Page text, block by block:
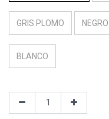
GRIS PLOMO NEGRO
BLANCO